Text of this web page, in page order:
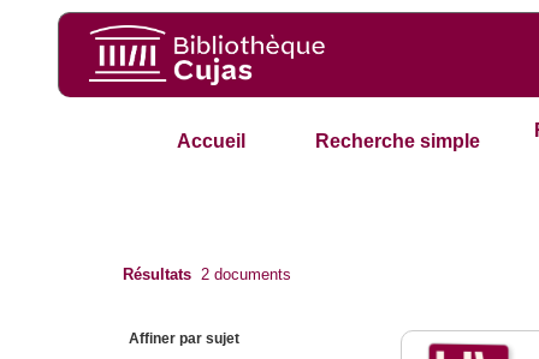
Accueil Recherche simple
Résultats 2 documents
Affiner par sujet